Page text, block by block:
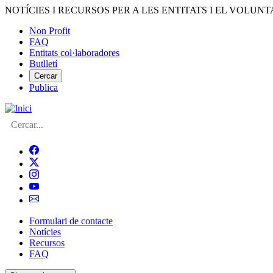
Vés
contingut
NOTÍCIES I RECURSOS PER A LES ENTITATS I EL
Menú
del
compte
d'usuari
Non Profit
FAQ
Entitats col·laboradores
Butlletí
Cercar
Publica
Cerca
Navegació
principal
de
Formulari de contacte
Notícies
Recursos
FAQ